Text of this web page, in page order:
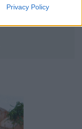
Privacy Policy
λάθος που